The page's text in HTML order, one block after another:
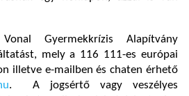
Gyermekkrízis Alapítvány
mely a 116 111-es európai
illetve e-mailben és chaten érhető
. A jogsértő vagy veszélyes